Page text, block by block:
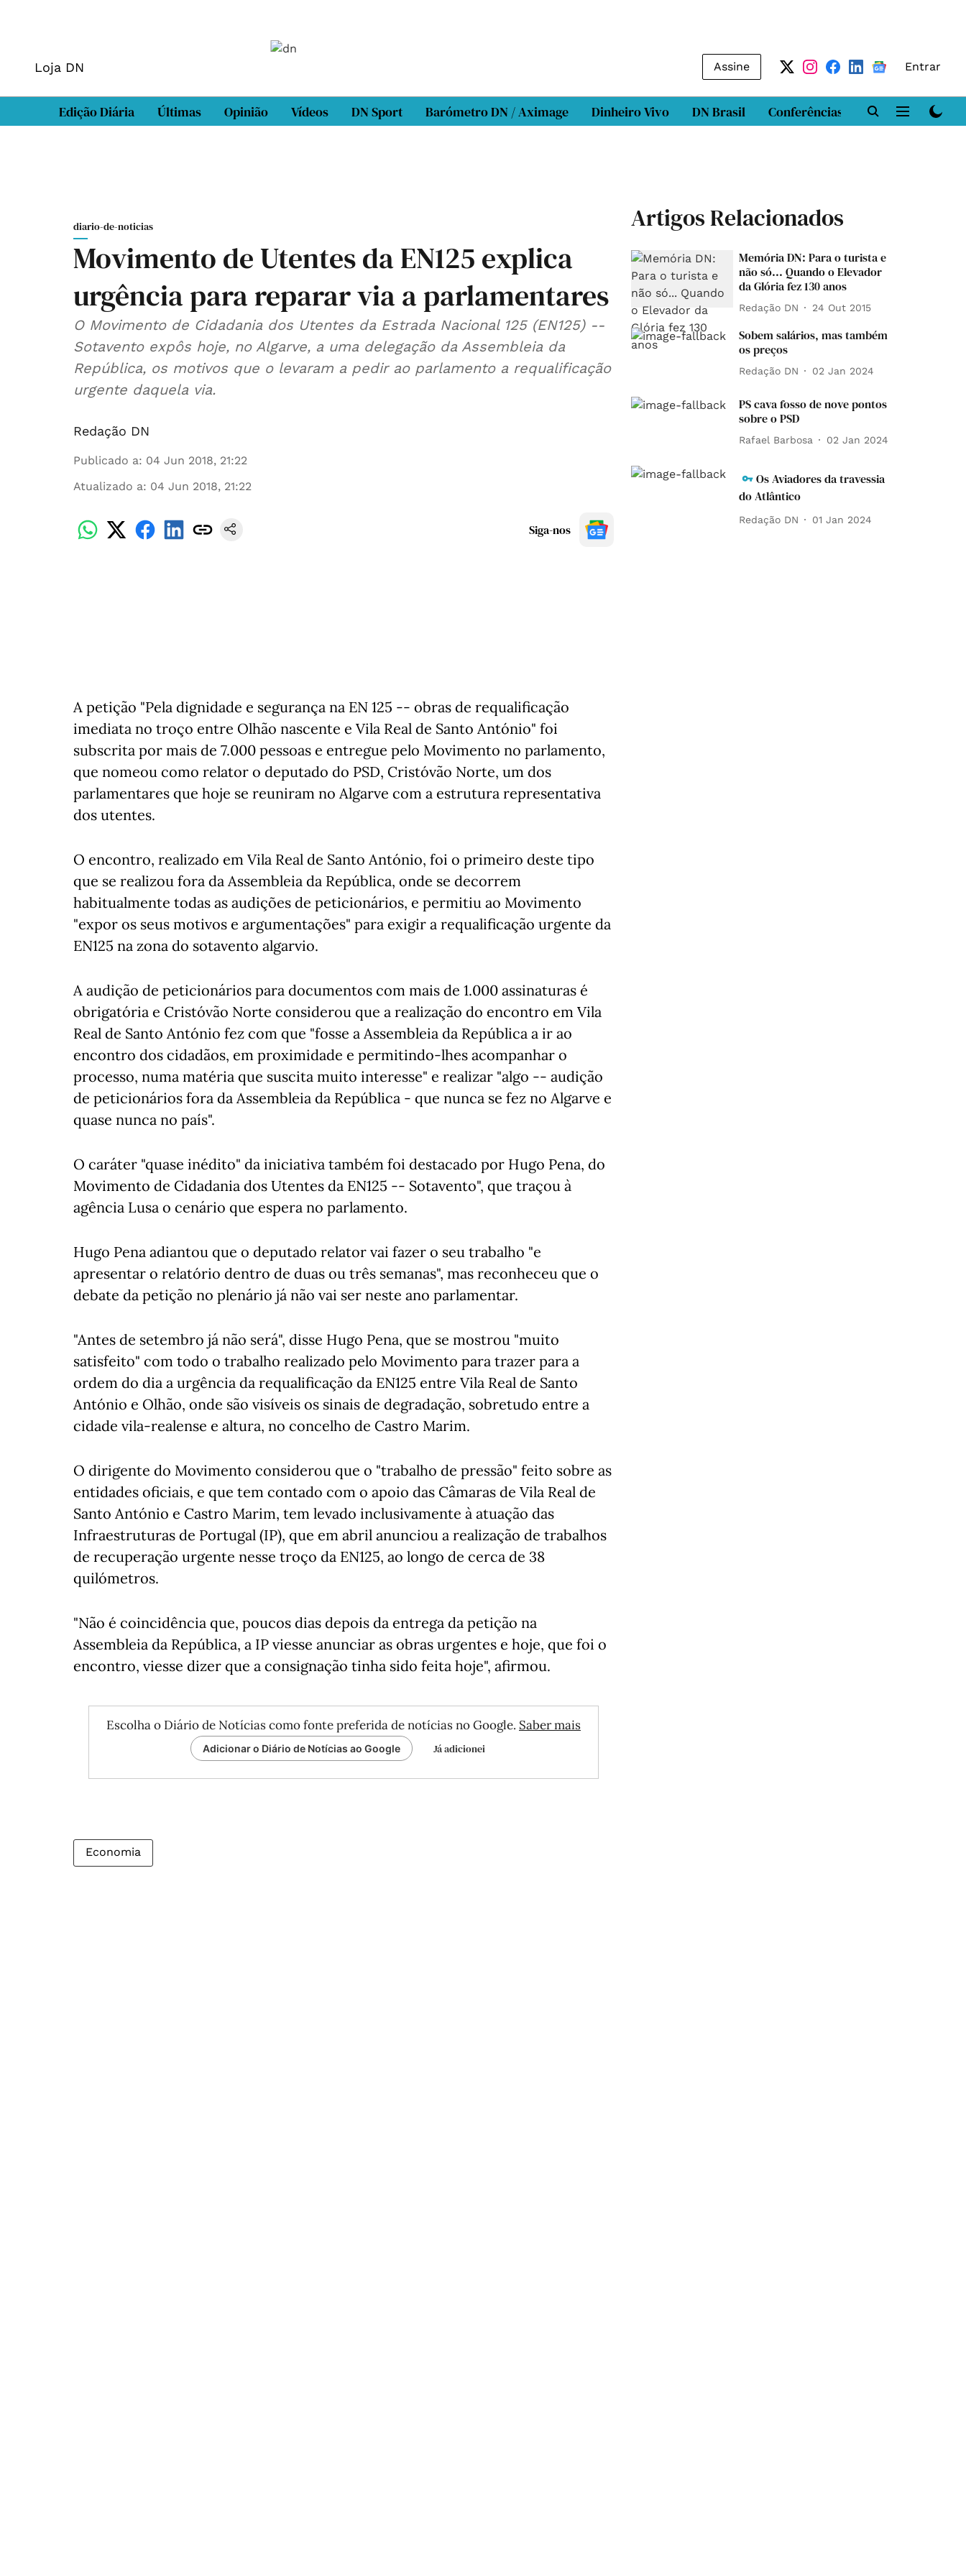
Loja DN Assine Entrar
Edição Diária Últimas Opinião Vídeos DN Sport Barómetro DN / Aximage Dinheiro Vivo DN Brasil Conferências DN LAB
diario-de-noticias
Movimento de Utentes da EN125 explica
urgência para reparar via a parlamentares
O Movimento de Cidadania dos Utentes da Estrada Nacional 125 (EN125) --
Sotavento expôs hoje, no Algarve, a uma delegação da Assembleia da
República, os motivos que o levaram a pedir ao parlamento a requalificação
urgente daquela via.
Redação DN
Publicado a: 04 Jun 2018, 21:22
Atualizado a: 04 Jun 2018, 21:22
Siga-nos
A petição "Pela dignidade e segurança na EN 125 -- obras de requalificação
imediata no troço entre Olhão nascente e Vila Real de Santo António" foi
subscrita por mais de 7.000 pessoas e entregue pelo Movimento no parlamento,
que nomeou como relator o deputado do PSD, Cristóvão Norte, um dos
parlamentares que hoje se reuniram no Algarve com a estrutura representativa
dos utentes.
O encontro, realizado em Vila Real de Santo António, foi o primeiro deste tipo
que se realizou fora da Assembleia da República, onde se decorrem
habitualmente todas as audições de peticionários, e permitiu ao Movimento
"expor os seus motivos e argumentações" para exigir a requalificação urgente da
EN125 na zona do sotavento algarvio.
A audição de peticionários para documentos com mais de 1.000 assinaturas é
obrigatória e Cristóvão Norte considerou que a realização do encontro em Vila
Real de Santo António fez com que "fosse a Assembleia da República a ir ao
encontro dos cidadãos, em proximidade e permitindo-lhes acompanhar o
processo, numa matéria que suscita muito interesse" e realizar "algo -- audição
de peticionários fora da Assembleia da República - que nunca se fez no Algarve e
quase nunca no país".
O caráter "quase inédito" da iniciativa também foi destacado por Hugo Pena, do
Movimento de Cidadania dos Utentes da EN125 -- Sotavento", que traçou à
agência Lusa o cenário que espera no parlamento.
Hugo Pena adiantou que o deputado relator vai fazer o seu trabalho "e
apresentar o relatório dentro de duas ou três semanas", mas reconheceu que o
debate da petição no plenário já não vai ser neste ano parlamentar.
"Antes de setembro já não será", disse Hugo Pena, que se mostrou "muito
satisfeito" com todo o trabalho realizado pelo Movimento para trazer para a
ordem do dia a urgência da requalificação da EN125 entre Vila Real de Santo
António e Olhão, onde são visíveis os sinais de degradação, sobretudo entre a
cidade vila-realense e altura, no concelho de Castro Marim.
O dirigente do Movimento considerou que o "trabalho de pressão" feito sobre as
entidades oficiais, e que tem contado com o apoio das Câmaras de Vila Real de
Santo António e Castro Marim, tem levado inclusivamente à atuação das
Infraestruturas de Portugal (IP), que em abril anunciou a realização de trabalhos
de recuperação urgente nesse troço da EN125, ao longo de cerca de 38
quilómetros.
"Não é coincidência que, poucos dias depois da entrega da petição na
Assembleia da República, a IP viesse anunciar as obras urgentes e hoje, que foi o
encontro, viesse dizer que a consignação tinha sido feita hoje", afirmou.
Escolha o Diário de Notícias como fonte preferida de notícias no Google. Saber mais
Adicionar o Diário de Notícias ao Google Já adicionei
Economia
Artigos Relacionados
Memória DN: Para o turista e
não só... Quando o Elevador
da Glória fez 130 anos
Redação DN 24 Out 2015
Sobem salários, mas também
os preços
Redação DN 02 Jan 2024
PS cava fosso de nove pontos
sobre o PSD
Rafael Barbosa 02 Jan 2024
Os Aviadores da travessia
do Atlântico
Redação DN 01 Jan 2024